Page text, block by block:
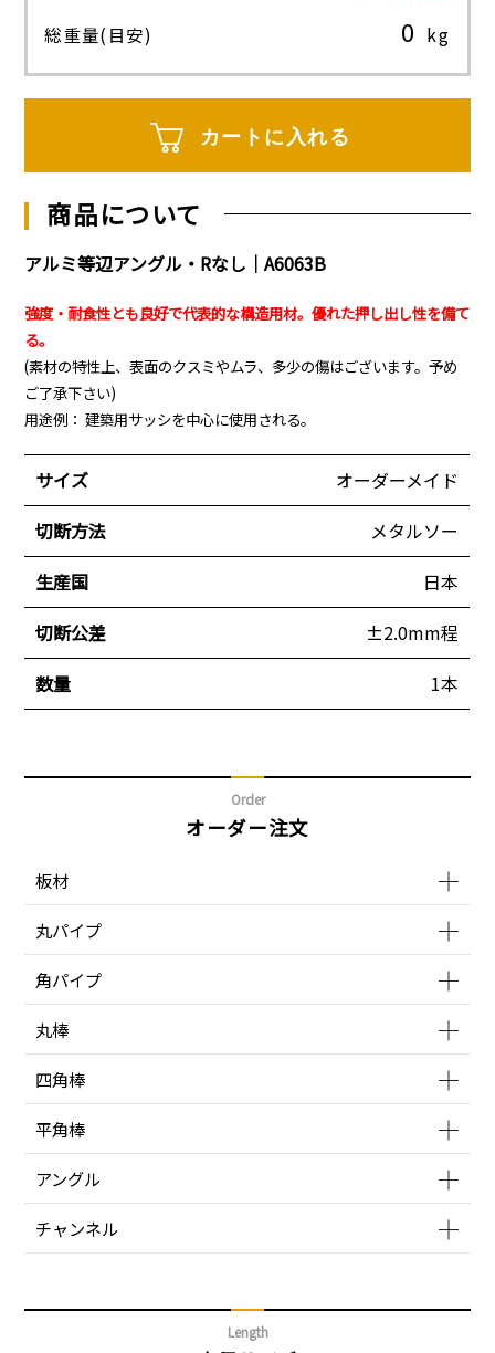
総重量(目安) 0 kg
カートに入れる
商品について
アルミ等辺アングル・Rなし｜A6063B
強度・耐食性とも良好で代表的な構造用材。優れた押し出し性を備て
る。
(素材の特性上、表面のクスミやムラ、多少の傷はございます。予め
ご了承下さい)
用途例： 建築用サッシを中心に使用される。
サイズ
オーダーメイド
切断方法
メタルソー
生産国
日本
切断公差
±2.0mm程
数量
1本
Order
オーダー注文
板材
丸パイプ
角パイプ
丸棒
四角棒
平角棒
アングル
チャンネル
Length